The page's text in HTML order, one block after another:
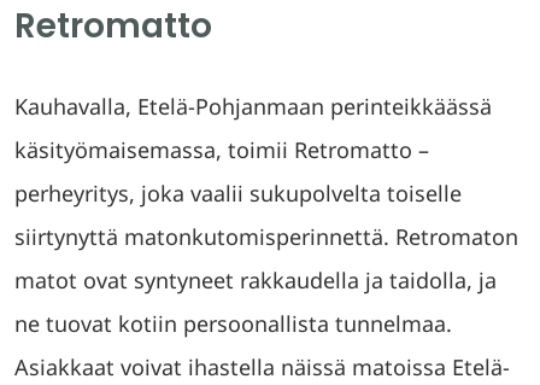
Retromatto
Kauhavalla, Etelä-Pohjanmaan perinteikkäässä
käsityömaisemassa, toimii Retromatto –
perheyritys, joka vaalii sukupolvelta toiselle
siirtynyttä matonkutomisperinnettä. Retromaton
matot ovat syntyneet rakkaudella ja taidolla, ja
ne tuovat kotiin persoonallista tunnelmaa.
Asiakkaat voivat ihastella näissä matoissa Etelä-